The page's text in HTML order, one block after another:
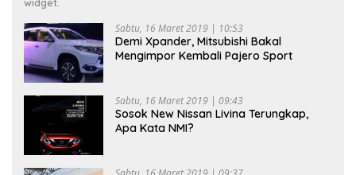
Sabtu, 16 Maret 2019 | 10:53
Demi Xpander, Mitsubishi Bakal
Mengimpor Kembali Pajero Sport
Sabtu, 16 Maret 2019 | 09:43
Sosok New Nissan Livina Terungkap,
Apa Kata NMI?